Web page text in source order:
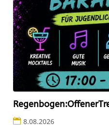
8.08.2026